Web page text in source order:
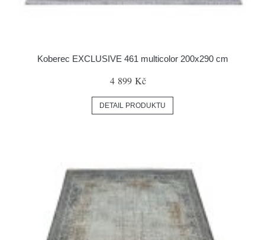
Koberec EXCLUSIVE 461 multicolor 200x290 cm
4 899 Kč
DETAIL PRODUKTU